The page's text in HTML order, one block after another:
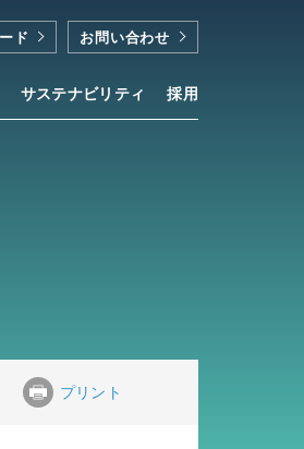
サステナビリティ 採用
ド お問い合わせ
プリント